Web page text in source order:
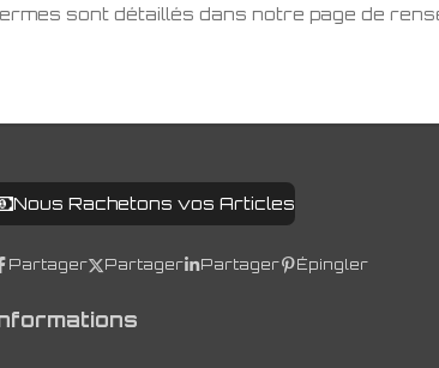
sont détaillés dans notre page de
Nous Rachetons vos Articles
Partager Partager Partager Épingler